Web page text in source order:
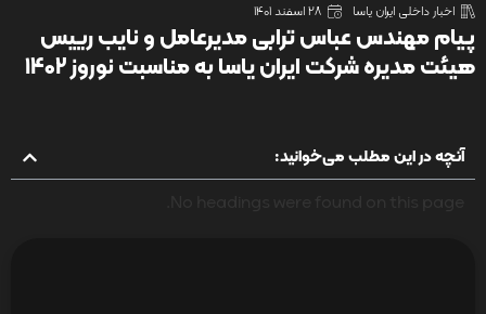
اخبار داخلی ایران یاسا 28 اسفند 1401
پیام مهندس عباس ترابی مدیرعامل و نایب رییس
هیئت مدیره شرکت ایران یاسا به مناسبت نوروز 1402
آنچه در این مطلب می‌خوانید: